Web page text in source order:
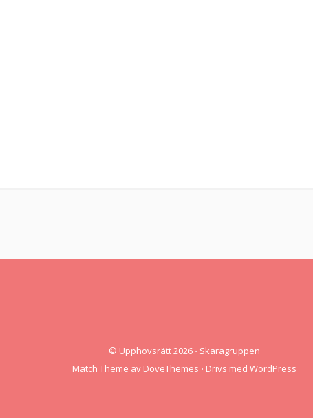
© Upphovsrätt 2026 ⋅ Skaragruppen
Match Theme av DoveThemes ⋅ Drivs med WordPress